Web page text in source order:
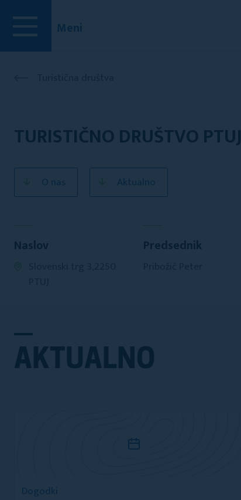
Meni
TURISTIČNO DRUŠTVO PTUJ
O nas Aktualno
Naslov Predsednik
AKTUALNO
Dogodki